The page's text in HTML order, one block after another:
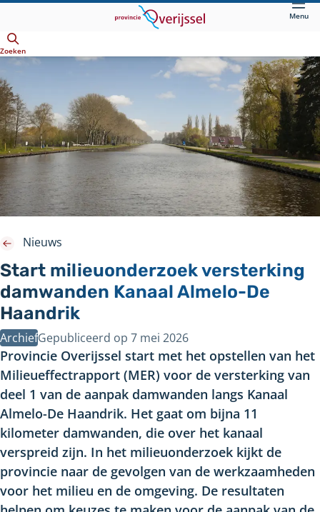
hoofdinhoud
Menu
Zoeken
Start milieuonderzoek versterking
damwanden Kanaal Almelo-De
Haandrik
ArchiefGepubliceerd op 7 mei 2026
Nieuws
Provincie Overijssel start met het opstellen van het
Milieueffectrapport (MER) voor de versterking van
deel 1 van de aanpak damwanden langs Kanaal
Almelo-De Haandrik. Het gaat om bijna 11
kilometer damwanden, die over het kanaal
verspreid zijn. In het milieuonderzoek kijkt de
provincie naar de gevolgen van de werkzaamheden
voor het milieu en de omgeving. De resultaten